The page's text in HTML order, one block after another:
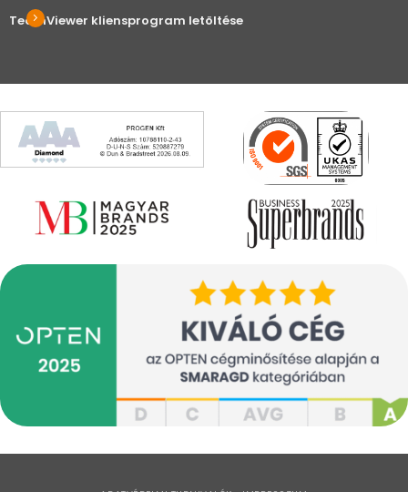
TeamViewer kliensprogram letöltése